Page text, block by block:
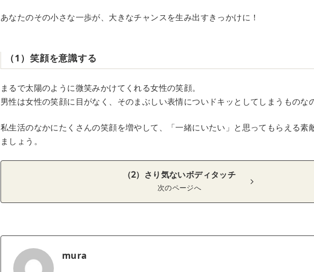
あなたのその小さな一歩が、大きなチャンスを生み出すきっかけに！
（1）笑顔を意識する
まるで太陽のように微笑みかけてくれる女性の笑顔。
男性は女性の笑顔に目がなく、そのまぶしい表情についドキッとしてしまうものな
私生活のなかにたくさんの笑顔を増やして、「一緒にいたい」と思ってもらえる素
ましょう。
（2）さり気ないボディタッチ
次のページへ
mura